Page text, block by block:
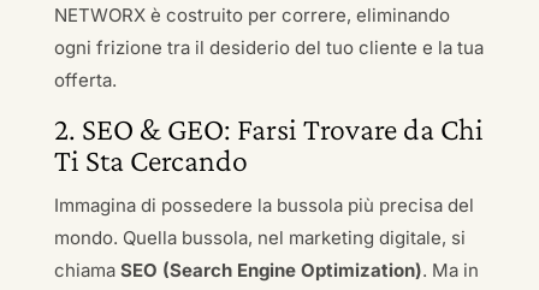
NETWORX è costruito per correre, eliminando
ogni frizione tra il desiderio del tuo cliente e la tua
offerta.
2. SEO & GEO: Farsi Trovare da Chi
Ti Sta Cercando
Immagina di possedere la bussola più precisa del
mondo. Quella bussola, nel marketing digitale, si
chiama SEO (Search Engine Optimization). Ma in